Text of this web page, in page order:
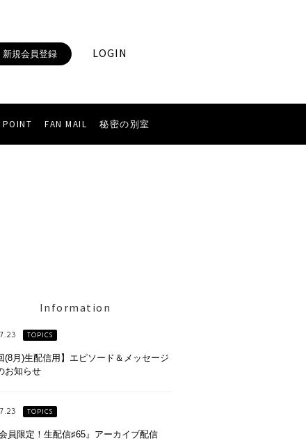
新規会員登録 LOGIN
POINT FAN MAIL 秘密の別室
Information
TOPICS
(8月)生配信用】エピソード＆メッセージ
お知らせ
TOPICS
会員限定！生配信♯65』アーカイブ配信